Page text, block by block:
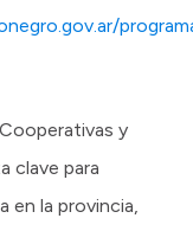
y
clave para
en la provincia,